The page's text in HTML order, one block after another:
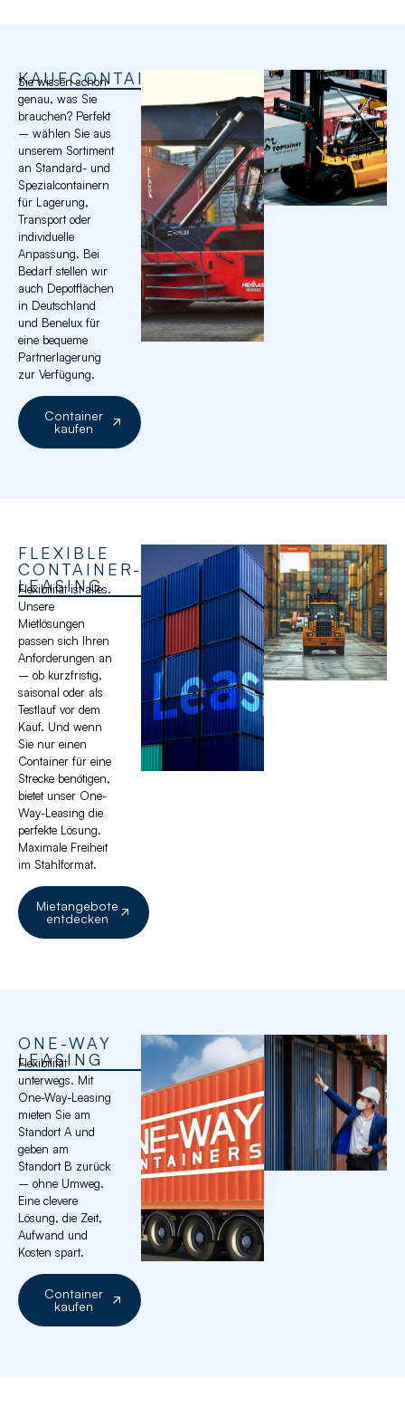
KAUFCONTAINER
Sie wissen schon
genau, was Sie
brauchen? Perfekt
– wählen Sie aus
unserem Sortiment
an Standard- und
Spezialcontainern
für Lagerung,
Transport oder
individuelle
Anpassung. Bei
Bedarf stellen wir
auch Depotflächen
in Deutschland
und Benelux für
eine bequeme
Partnerlagerung
zur Verfügung.
Container
kaufen
FLEXIBLE
CONTAINER-
LEASING
Flexibilität ist alles.
Unsere
Mietlösungen
passen sich Ihren
Anforderungen an
– ob kurzfristig,
saisonal oder als
Testlauf vor dem
Kauf. Und wenn
Sie nur einen
Container für eine
Strecke benötigen,
bietet unser One-
Way-Leasing die
perfekte Lösung.
Maximale Freiheit
im Stahlformat.
Mietangebote
entdecken
ONE-WAY
LEASING
Flexibilität
unterwegs. Mit
One-Way-Leasing
mieten Sie am
Standort A und
geben am
Standort B zurück
– ohne Umweg.
Eine clevere
Lösung, die Zeit,
Aufwand und
Kosten spart.
Container
kaufen